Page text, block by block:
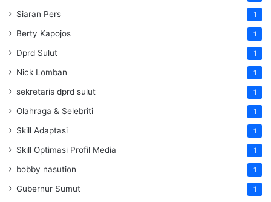
Siaran Pers 1
Berty Kapojos 1
Dprd Sulut 1
Nick Lomban 1
sekretaris dprd sulut 1
Olahraga & Selebriti 1
Skill Adaptasi 1
Skill Optimasi Profil Media 1
bobby nasution 1
Gubernur Sumut 1